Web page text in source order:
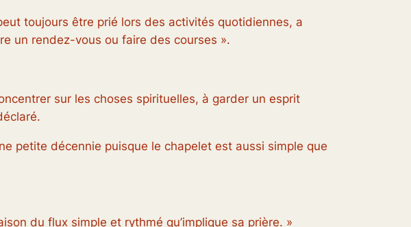
toujours être prié lors des activités quotidiennes, a
un rendez-vous ou faire des courses ».
sur les choses spirituelles, à garder un esprit
petite décennie puisque le chapelet est aussi simple que
du flux simple et rythmé qu’implique sa prière. »